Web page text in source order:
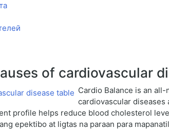
of cardiovascular
Cardio Balance is an
cardiovascular diseases
profile helps reduce blood cholesterol
epektibo at ligtas na paraan para